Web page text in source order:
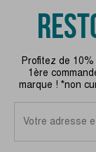
Profitez de
1ère
marque ! *non